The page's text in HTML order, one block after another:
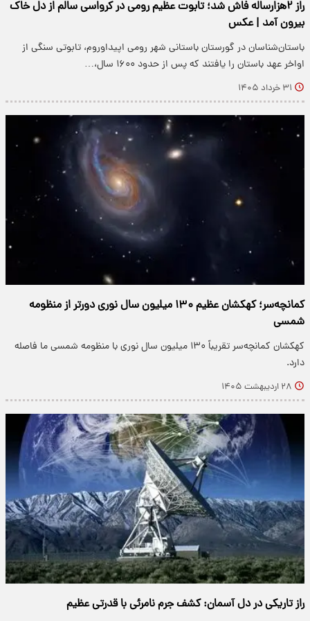
راز ۲هزارساله فاش شد؛ تابوت عظیم رومی در کرواسی سالم از دل خاک
بیرون آمد | عکس
باستان‌شناسان در گورستان باستانی شهر رومی اپیداوروم، تابوتی سنگی از
اواخر عهد باستان را یافتند که پس از حدود ۱۶۰۰ سال،…
۳۱ خرداد ۱۴۰۵
کمانچه‌سر؛ کهکشان عظیم ۱۳۰ میلیون سال نوری دورتر از منظومه
شمسی
کهکشان کمانچه‌سر تقریباً ۱۳۰ میلیون سال نوری با منظومه شمسی ما فاصله
دارد.
۲۸ اردیبهشت ۱۴۰۵
راز تاریکی در دل آسمان: کشف جرم نامرئی با قدرتی عظیم